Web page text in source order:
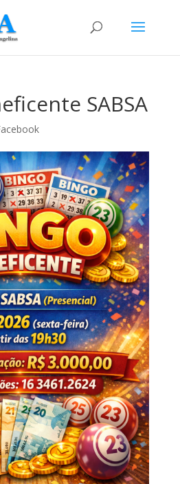
SABSA